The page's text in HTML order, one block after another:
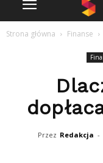
Strona główna Finanse
Przez Redakcja -